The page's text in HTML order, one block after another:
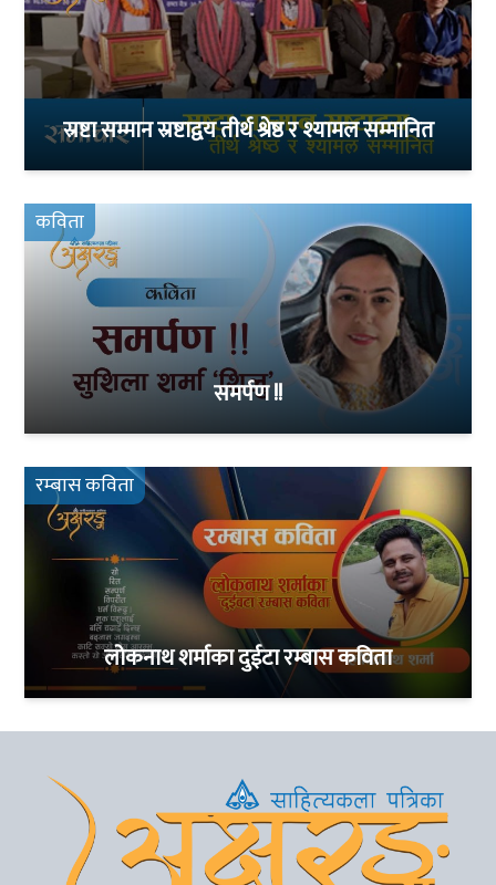
स्रष्टा सम्मान स्रष्टाद्वय तीर्थ श्रेष्ठ र श्यामल सम्मानित
कविता
समर्पण !!
रम्बास कविता
लोकनाथ शर्माका दुईटा रम्बास कविता